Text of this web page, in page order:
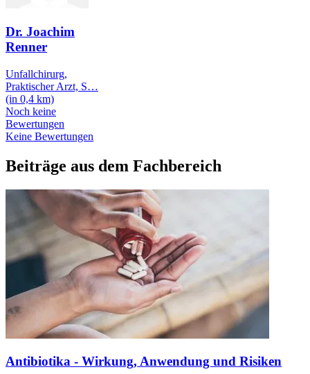
Dr. Joachim
Renner
Unfallchirurg,
Praktischer Arzt, S…
(in 0,4 km)
Noch keine
Bewertungen
Keine Bewertungen
Beiträge aus dem Fachbereich
Antibiotika - Wirkung, Anwendung und Risiken